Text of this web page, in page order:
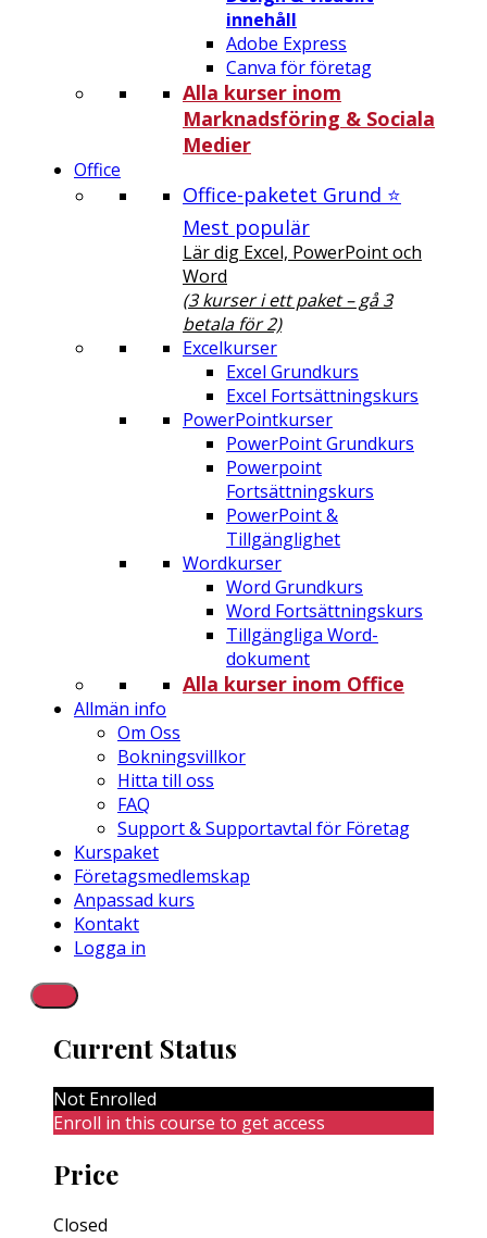
innehåll
Adobe Express
Canva för företag
Alla kurser inom
Marknadsföring & Sociala
Medier
Office
Office-paketet Grund ⭐
Mest populär
Lär dig Excel, PowerPoint och
Word
(3 kurser i ett paket – gå 3
betala för 2)
Excelkurser
Excel Grundkurs
Excel Fortsättningskurs
PowerPointkurser
PowerPoint Grundkurs
Powerpoint
Fortsättningskurs
PowerPoint &
Tillgänglighet
Wordkurser
Word Grundkurs
Word Fortsättningskurs
Tillgängliga Word-
dokument
Alla kurser inom Office
Allmän info
Om Oss
Bokningsvillkor
Hitta till oss
FAQ
Support & Supportavtal för Företag
Kurspaket
Företagsmedlemskap
Anpassad kurs
Kontakt
Logga in
Current Status
Not Enrolled
Enroll in this course to get access
Price
Closed